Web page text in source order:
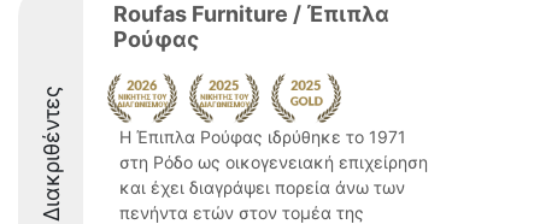
Διακριθέντες
Roufas Furniture / Έπιπλα
Ρούφας
Η Έπιπλα Ρούφας ιδρύθηκε το 1971
στη Ρόδο ως οικογενειακή επιχείρηση
και έχει διαγράψει πορεία άνω των
πενήντα ετών στον τομέα της